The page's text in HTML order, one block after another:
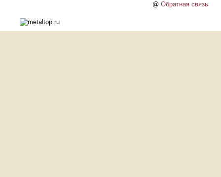
@ Обратная связь